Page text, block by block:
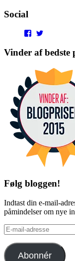
Social
View
profile
on
profile
on
Vinder af bedste
Følg bloggen!
Indtast din e-mail-
påmindelser om nye
E-
mail-
adresse
Abonnér